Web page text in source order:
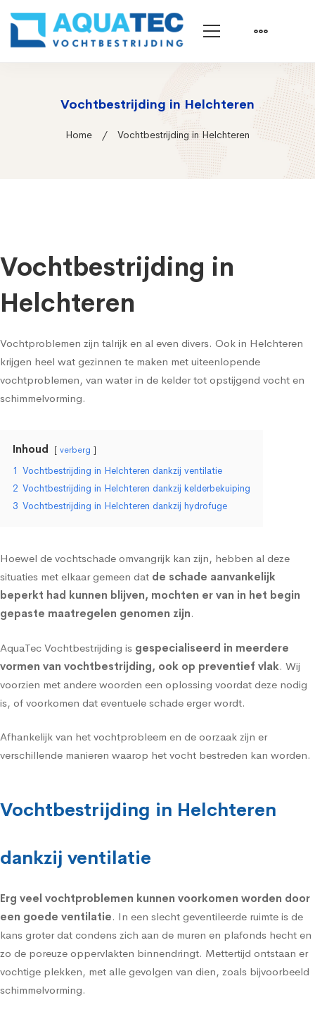
Vochtbestrijding in Helchteren
Home Vochtbestrijding in Helchteren
Vochtbestrijding in
Helchteren
Vochtproblemen zijn talrijk en al even divers. Ook in Helchteren
krijgen heel wat gezinnen te maken met uiteenlopende
vochtproblemen, van water in de kelder tot opstijgend vocht en
schimmelvorming.
Inhoud verberg
1 Vochtbestrijding in Helchteren dankzij ventilatie
2 Vochtbestrijding in Helchteren dankzij kelderbekuiping
3 Vochtbestrijding in Helchteren dankzij hydrofuge
Hoewel de vochtschade omvangrijk kan zijn, hebben al deze
situaties met elkaar gemeen dat de schade aanvankelijk
beperkt had kunnen blijven, mochten er van in het begin
gepaste maatregelen genomen zijn.
AquaTec Vochtbestrijding is gespecialiseerd in meerdere
vormen van vochtbestrijding, ook op preventief vlak. Wij
voorzien met andere woorden een oplossing voordat deze nodig
is, of voorkomen dat eventuele schade erger wordt.
Afhankelijk van het vochtprobleem en de oorzaak zijn er
verschillende manieren waarop het vocht bestreden kan worden.
Vochtbestrijding in Helchteren
dankzij ventilatie
Erg veel vochtproblemen kunnen voorkomen worden door
een goede ventilatie. In een slecht geventileerde ruimte is de
kans groter dat condens zich aan de muren en plafonds hecht en
zo de poreuze oppervlakten binnendringt. Mettertijd ontstaan er
vochtige plekken, met alle gevolgen van dien, zoals bijvoorbeeld
schimmelvorming.